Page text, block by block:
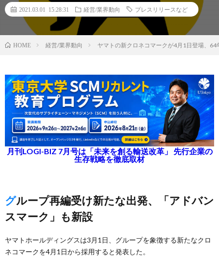
2021.03.01 15:28:31 経営/業界動向 プレスリリースなど
HOME 経営/業界動向 ヤマトの新クロネコマークが4月1日登場、64
月刊LOGI-BIZ 7月号は「未来を創る輸送改革」 先行企業の
生存戦略を徹底取材
グループ再編受け新たな出発、「アドバン
スマーク」も新設
ヤマトホールディングスは3月1日、グループを象徴する新たなクロ
ネコマークを4月1日から採用すると発表した。